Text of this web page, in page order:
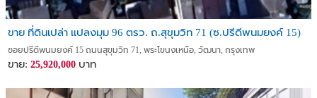
ขาย ที่ดินเปล่า แปลงมุม 96 ตรว. ถ.สุขุมวิท 71 (ซ.ปรีดีพนมยงค์ 15)
ซอยปรีดีพนมยงค์ 15 ถนนสุขุมวิท 71, พระโขนงเหนือ, วัฒนา, กรุงเทพ
ขาย: 25,920,000 บาท